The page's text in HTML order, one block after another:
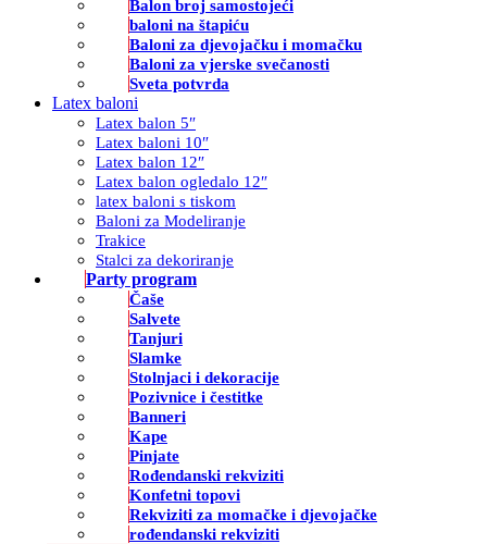
Balon broj samostojeći
baloni na štapiću
Baloni za djevojačku i momačku
Baloni za vjerske svečanosti
Sveta potvrda
Latex baloni
Latex balon 5″
Latex baloni 10″
Latex balon 12″
Latex balon ogledalo 12″
latex baloni s tiskom
Baloni za Modeliranje
Trakice
Stalci za dekoriranje
Party program
Čaše
Salvete
Tanjuri
Slamke
Stolnjaci i dekoracije
Pozivnice i čestitke
Banneri
Kape
Pinjate
Rođendanski rekviziti
Konfetni topovi
Rekviziti za momačke i djevojačke
rođendanski rekviziti